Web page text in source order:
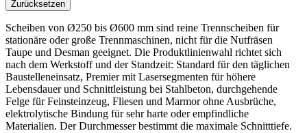
Zurücksetzen
Scheiben von Ø250 bis Ø600 mm sind reine Trennscheiben für
stationäre oder große Trennmaschinen, nicht für die Nutfräsen
Taupe und Desman geeignet. Die Produktlinienwahl richtet sich
nach dem Werkstoff und der Standzeit: Standard für den täglichen
Baustelleneinsatz, Premier mit Lasersegmenten für höhere
Lebensdauer und Schnittleistung bei Stahlbeton, durchgehende
Felge für Feinsteinzeug, Fliesen und Marmor ohne Ausbrüche,
elektrolytische Bindung für sehr harte oder empfindliche
Materialien. Der Durchmesser bestimmt die maximale Schnitttiefe.